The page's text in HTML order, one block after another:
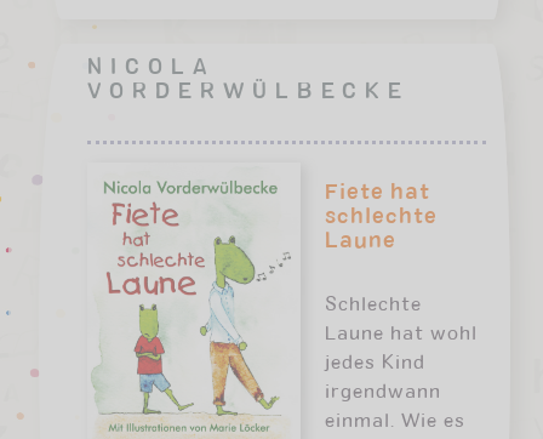
NICOLA
VORDERWÜLBECKE
Fiete hat
schlechte
Laune
Schlechte
Laune hat wohl
jedes Kind
irgendwann
einmal. Wie es